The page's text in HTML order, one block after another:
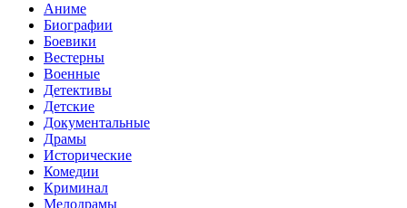
Аниме
Биографии
Боевики
Вестерны
Военные
Детективы
Детские
Документальные
Драмы
Исторические
Комедии
Криминал
Мелодрамы